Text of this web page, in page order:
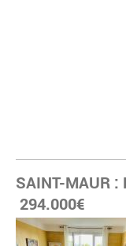
SAINT-MAUR :
294.000€